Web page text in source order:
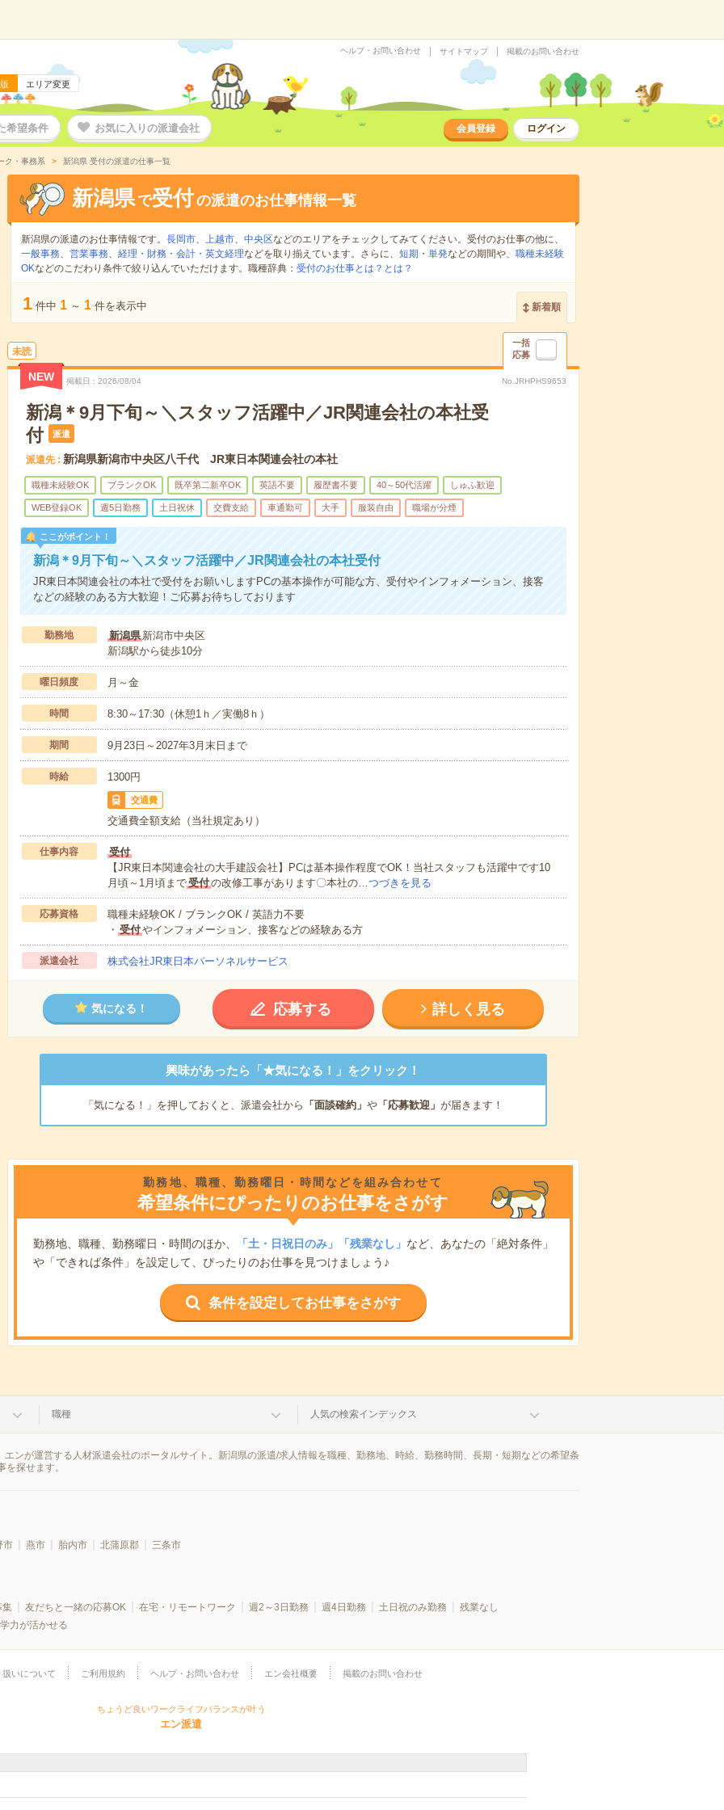
エリア変更
ヘルプ・お問い合わせ サイトマップ 掲載のお問い合わせ
希望条件 お気に入りの派遣会社 会員登録 ログイン
ク・事務系 新潟県 受付の派遣の仕事一覧
新潟県 で受付の派遣のお仕事情報一覧
新潟県の派遣のお仕事情報です。 長岡市、 上越市、 中央区などのエリアをチェックしてみてください。受付のお仕事の他に、
一般事務、 営業事務、 経理・財務・会計・英文経理などを取り揃えています。さらに、 短期 ・ 単発などの期間や、 職種未経験
OKなどのこだわり条件で絞り込んでいただけます。職種辞典： 受付のお仕事とは？とは？
1 件中 1 ～ 1 件を表示中 新着順
未読
一括
応募
NEW 掲載日 2026/08/04 No.JRHPHS9653
新潟＊9月下旬～＼スタッフ活躍中／JR関連会社の本社受
付
派遣
派遣先 新潟県新潟市中央区八千代 JR東日本関連会社の本社
職種未経験OK ブランクOK 既卒第二新卒OK 英語不要 履歴書不要 40～50代活躍 しゅふ歓迎
WEB登録OK 週5日勤務 土日祝休 交費支給 車通勤可 大手 服装自由 職場が分煙
ここがポイント！
新潟＊9月下旬～＼スタッフ活躍中／JR関連会社の本社受付
JR東日本関連会社の本社で受付をお願いしますPCの基本操作が可能な方、受付やインフォメーション、接客
などの経験のある方大歓迎！ご応募お待ちしております
勤務地 新潟県新潟市中央区
新潟駅から徒歩10分
曜日頻度 月～金
時間 8:30～17:30（休憩1ｈ／実働8ｈ）
期間 9月23日～2027年3月末日まで
時給 1300円
交通費
交通費全額支給（当社規定あり）
仕事内容
受付
【JR東日本関連会社の大手建設会社】PCは基本操作程度でOK！当社スタッフも活躍中です10
月頃～1月頃まで受付の改修工事があります〇本社の…つづきを見る
応募資格
職種未経験OK / ブランクOK / 英語力不要
・ 受付やインフォメーション、接客などの経験ある方
派遣会社 株式会社JR東日本パーソネルサービス
気になる！ 応募する 詳しく見る
興味があったら「★気になる！」をクリック！
「気になる！」を押しておくと、派遣会社から 「面談確約」 や「応募歓迎」 が届きます！
勤務地、職種、勤務曜日・時間などを組み合わせて
希望条件にぴったりのお仕事をさがす
勤務地、職種、勤務曜日・時間のほか、 「土・日祝日のみ」「残業なし」 など、あなたの「絶対条件」
や「できれば条件」を設定して、ぴったりのお仕事を見つけましょう♪
条件を設定してお仕事をさがす
職種 人気の検索インデックス
ンが運営する人材派遣会社のポータルサイト。新潟県の派遣/求人情報を職種、勤務地、時給、勤務時間、長期・短期などの希望条
探せます。
市 燕市 胎内市 北蒲原郡 三条市
集 友だちと一緒の応募OK 在宅・リモートワーク 週2～3日勤務 週4日勤務 土日祝のみ勤務
残業なし
力が活かせる
いについて ご利用規約 ヘルプ・お問い合わせ エン会社概要 掲載のお問い合わせ
ちょうど良いワークライフバランスが叶う
エン派遣